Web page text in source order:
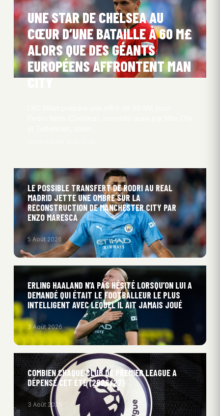
UNE STAR DE CHELSEA AU
CŒUR D’UNE BATAILLE À 60 M£
ALORS QUE DES GÉANTS
EUROPÉENS AFFRONTENT MAN
CITY
LE POSSIBLE TRANSFERT DE RODRI AU REAL
MADRID JETTE UNE OMBRE SUR LA
RECONSTRUCTION DE MANCHESTER CITY PAR
ENZO MARESCA
5 Août 2026
ERLING HAALAND N’A PAS HÉSITÉ LORSQU’ON LUI A
DEMANDÉ QUI ÉTAIT LE FOOTBALLEUR LE PLUS
INTELLIGENT AVEC LEQUEL IL AIT JAMAIS JOUÉ
3 Août 2026
COMBIEN CHAQUE CLUB DE PREMIER LEAGUE A
DÉPENSÉ CET ÉTÉ (2026/27)
3 Août 2026